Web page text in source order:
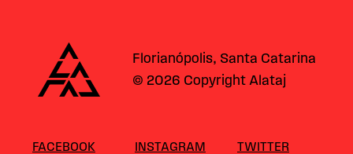
Alataj
Florianópolis, Santa Catarina
© 2026 Copyright Alataj
FACEBOOK INSTAGRAM TWITTER